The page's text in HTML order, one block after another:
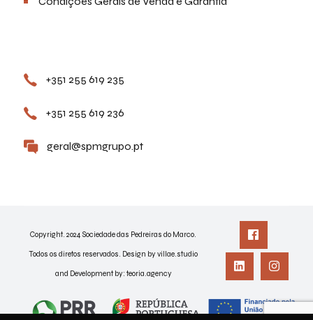
+351 255 619 235
+351 255 619 236
geral@spmgrupo.pt
Copyright. 2024 Sociedade das Pedreiras do Marco.
Todos os diretos reservados. Design by villae.studio
and Development by: teoria.agency